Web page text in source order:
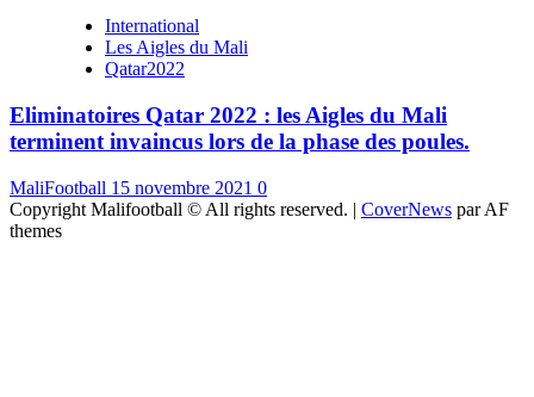
International
Les Aigles du Mali
Qatar2022
Eliminatoires Qatar 2022 : les Aigles du Mali
terminent invaincus lors de la phase des poules.
MaliFootball 15 novembre 2021 0
Copyright Malifootball © All rights reserved. | CoverNews par AF
themes